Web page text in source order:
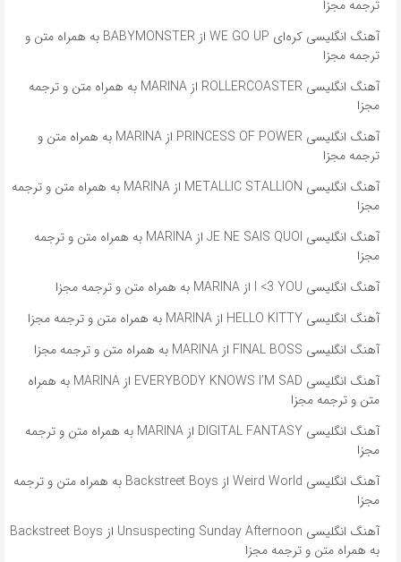
ترجمه مجزا
آهنگ انگلیسی کره‌ای WE GO UP از BABYMONSTER به همراه متن و
ترجمه مجزا
آهنگ انگلیسی ROLLERCOASTER از MARINA به همراه متن و ترجمه
مجزا
آهنگ انگلیسی PRINCESS OF POWER از MARINA به همراه متن و
ترجمه مجزا
آهنگ انگلیسی METALLIC STALLION از MARINA به همراه متن و ترجمه
مجزا
آهنگ انگلیسی JE NE SAIS QUOI از MARINA به همراه متن و ترجمه
مجزا
آهنگ انگلیسی I <3 YOU از MARINA به همراه متن و ترجمه مجزا
آهنگ انگلیسی HELLO KITTY از MARINA به همراه متن و ترجمه مجزا
آهنگ انگلیسی FINAL BOSS از MARINA به همراه متن و ترجمه مجزا
آهنگ انگلیسی EVERYBODY KNOWS I’M SAD از MARINA به همراه
متن و ترجمه مجزا
آهنگ انگلیسی DIGITAL FANTASY از MARINA به همراه متن و ترجمه
مجزا
آهنگ انگلیسی Weird World از Backstreet Boys به همراه متن و ترجمه
مجزا
آهنگ انگلیسی Unsuspecting Sunday Afternoon از Backstreet Boys
به همراه متن و ترجمه مجزا